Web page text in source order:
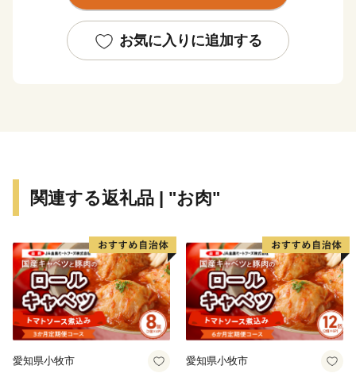
お気に入りに追加する
関連する返礼品 | "お肉"
愛知県小牧市 愛知県小牧市